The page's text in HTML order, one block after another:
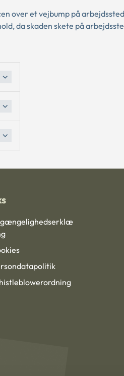
over et vejbump på
da skaden skete på